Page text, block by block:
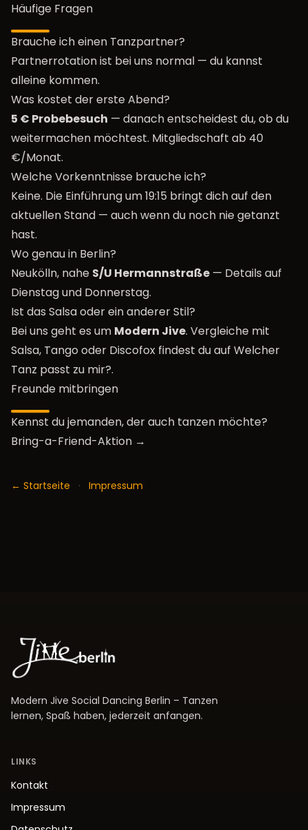
Häufige Fragen
Brauche ich einen Tanzpartner?
Partnerrotation ist bei uns normal — du kannst
alleine kommen.
Was kostet der erste Abend?
5 € Probebesuch — danach entscheidest du, ob du
weitermachen möchtest. Mitgliedschaft ab 40
€/Monat.
Welche Vorkenntnisse brauche ich?
Keine. Die Einführung um 19:15 bringt dich auf den
aktuellen Stand — auch wenn du noch nie getanzt
hast.
Wo genau in Berlin?
Neukölln, nahe S/U Hermannstraße — Details auf
Dienstagund Donnerstag.
Ist das Salsa oder ein anderer Stil?
Bei uns geht es um Modern Jive. Vergleiche mit
Salsa, Tango oder Discofox findest du auf Welcher
Tanz passt zu mir?.
Freunde mitbringen
Kennst du jemanden, der auch tanzen möchte?
Bring-a-Friend-Aktion →
← Startseite · Impressum
Modern Jive Social Dancing Berlin – Tanzen
lernen, Spaß haben, jederzeit anfangen.
LINKS
Kontakt
Impressum